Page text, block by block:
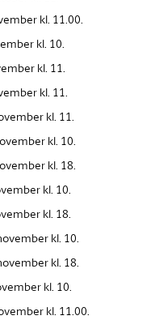
kl. 11.00.
kl. 10.
kl. 11.
kl. 11.
kl. 11.
kl. 10.
kl. 18.
kl. 10.
kl. 18.
kl. 10.
kl. 18.
kl. 10.
kl. 11.00.